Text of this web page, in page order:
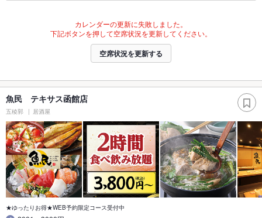
カレンダーの更新に失敗しました。
下記ボタンを押して空席状況を更新してください。
空席状況を更新する
魚民 テキサス函館店
五稜郭 居酒屋
★ゆったりお得★WEB予約限定コース受付中